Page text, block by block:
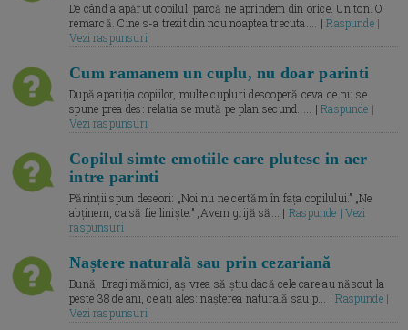
De când a apărut copilul, parcă ne aprindem din orice. Un ton. O
remarcă. Cine s-a trezit din nou noaptea trecuta.... |Raspunde |
Vezi raspunsuri
Cum ramanem un cuplu, nu doar parinti
După apariția copiilor, multe cupluri descoperă ceva ce nu se
spune prea des: relația se mută pe plan secund. ... |Raspunde |
Vezi raspunsuri
Copilul simte emotiile care plutesc in aer
intre parinti
Părinții spun deseori: „Noi nu ne certăm în fața copilului.” „Ne
abținem, ca să fie liniște.” „Avem grijă să... | Raspunde | Vezi
raspunsuri
Naștere naturală sau prin cezariană
Bună, Dragi mămici, aș vrea să știu dacă cele care au născut la
peste 38 de ani, ce ați ales: nașterea naturală sau p... |Raspunde |
Vezi raspunsuri